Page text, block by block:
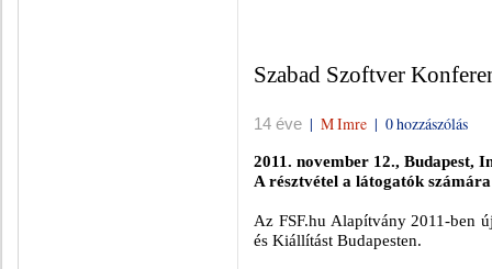
Szabad Szoftver
14 éve | M Imre | 0 hozzászólás
2011. november 12., Budapest,
A résztvétel a látogatók
Az FSF.hu Alapítvány 2011-ben
és Kiállítást Budapesten.